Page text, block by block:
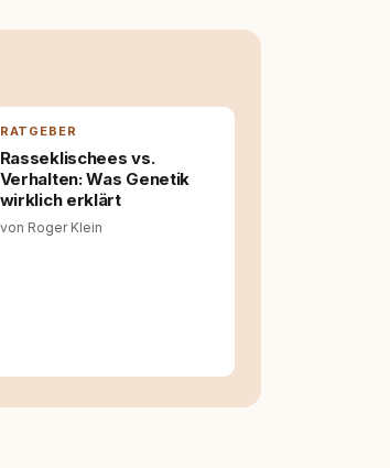
grosse Ganze: Welche
Ich glaube, dass Emotionen
Selbstreflexion und
ich genau dazu beitragen.
RATGEBER
Rasseklischees vs.
Verhalten: Was Genetik
wirklich erklärt
von Roger Klein